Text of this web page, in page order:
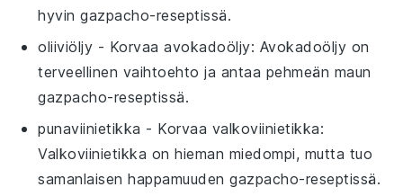
hyvingazpacho-reseptissä.
oliiviöljy - Korvaaavokadoöljy: Avokadoöljy on
terveellinen vaihtoehto ja antaa pehmeän maun
gazpacho-reseptissä.
punaviinietikka - Korvaa valkoviinietikka:
Valkoviinietikka on hieman miedompi, mutta tuo
samanlaisen happamuudengazpacho-reseptissä.